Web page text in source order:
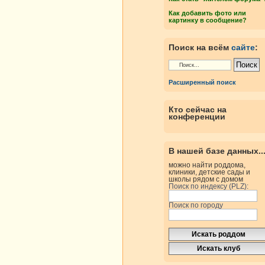
Как добавить фото или
картинку в сообщение?
Поиск на всём сайте:
Расширенный поиск
Кто сейчас на
конференции
В нашей базе данных...
можно найти роддома,
клиники, детские сады и
школы рядом с домом
Поиск по индексу (PLZ):
Поиск по городу